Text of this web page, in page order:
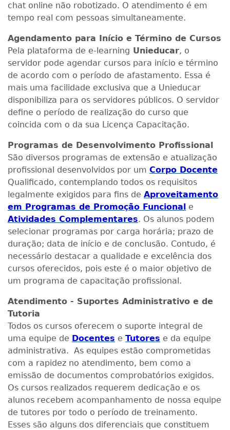
chat online não robotizado. O atendimento é em
tempo real com pessoas simultaneamente.
Agendamento para Início e Término de Cursos
Pela plataforma de e-learning Unieducar, o
servidor pode agendar cursos para início e término
de acordo com o período de afastamento. Essa é
mais uma facilidade exclusiva que a Unieducar
disponibiliza para os servidores públicos. O servidor
define o período de realização do curso que
coincida com o da sua Licença Capacitação.
Programas de Desenvolvimento Profissional
São diversos programas de extensão e atualização
profissional desenvolvidos por um Corpo Docente
Qualificado, contemplando todos os requisitos
legalmente exigidos para fins de Aproveitamento
em Programas de Promoção Funcional e
Atividades Complementares. Os alunos podem
selecionar programas por carga horária; prazo de
duração; data de início e de conclusão. Contudo, é
necessário destacar a qualidade e excelência dos
cursos oferecidos, pois este é o maior objetivo de
um programa de capacitação profissional.
Atendimento - Suportes Administrativo e de
Tutoria
Todos os cursos oferecem o suporte integral de
uma equipe de Docentes e Tutores e da equipe
administrativa. As equipes estão comprometidas
com a rapidez no atendimento, bem como a
emissão de documentos comprobatórios exigidos.
Os cursos realizados requerem dedicação e os
alunos recebem acompanhamento de nossa equipe
de tutores por todo o período de treinamento.
Esses são alguns dos diferenciais que constituem